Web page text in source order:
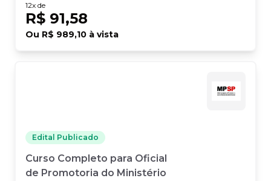
12x de
R$ 91,58
Ou R$ 989,10 à vista
Edital Publicado
Curso Completo para Oficial
de Promotoria do Ministério